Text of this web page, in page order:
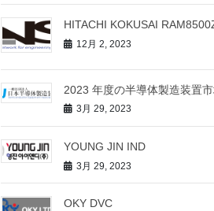
HITACHI KOKUSAI
12月 2, 2023
2023 年度の半導体製造装置
3月 29, 2023
YOUNG JIN IND
3月 29, 2023
OKY DVC